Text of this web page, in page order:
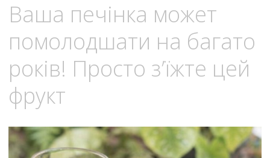
Ваша печінка может
помолодшати на багато
років! Просто з’їжте цей
фрукт